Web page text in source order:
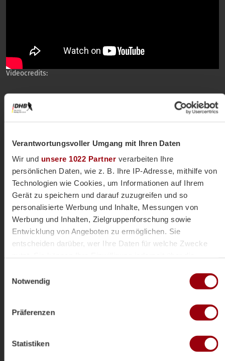
Verantwortungsvoller Umgang mit Ihren Daten
Wir und unsere 1022 Partnerverarbeiten Ihre
persönlichen Daten, wie z. B. Ihre IP-Adresse, mithilfe von
Technologien wie Cookies, um Informationen auf Ihrem
Gerät zu speichern und darauf zuzugreifen und so
personalisierte Werbung und Inhalte, Messungen von
Werbung und Inhalten, Zielgruppenforschung sowie
Entwicklung von Angeboten zu ermöglichen. Sie
entscheiden darüber, wer Ihre Daten für welche Zwecke
Trigger Symbol ändern oder widerrufen
Informationen über Ihre geografische Lage erfassen,
Ihr Gerät durch aktives Scannen nach bestimmten
Merkmalen (Fingerprinting) identifizieren
Notwendig
Präferenzen
Statistiken
Videocredits:
Hessenschild Franz-Schmitz-Pokal
Franz-Schmitz